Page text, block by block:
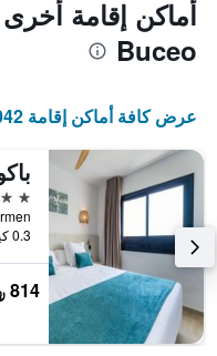
Buceo
عرض كافة أماكن إقامة 1,042
4 نجوم
0.3 كيلومتر عن وسط المدينة
814 ﷼